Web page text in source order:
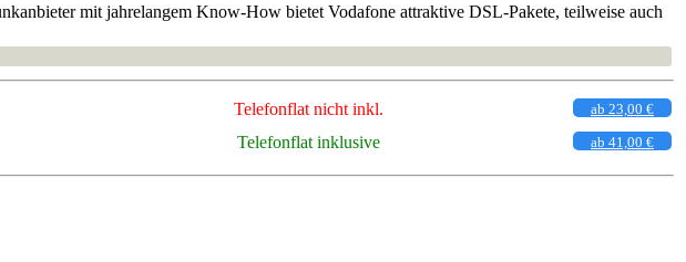
mit jahrelangem Know-How bietet Vodafone attraktive DSL-Pakete, teilweise auch
Telefonflat nicht inkl. ab 23,00 €
Telefonflat inklusive ab 41,00 €